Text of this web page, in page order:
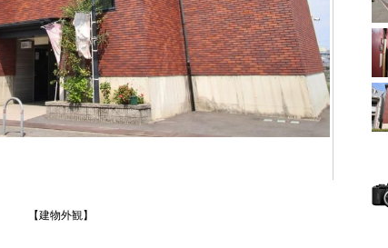
【建物外観】